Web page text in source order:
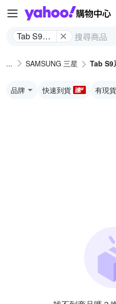
Tab S9系
SAMSUNG 三星 Tab S9
品牌 快速到貨 有現貨